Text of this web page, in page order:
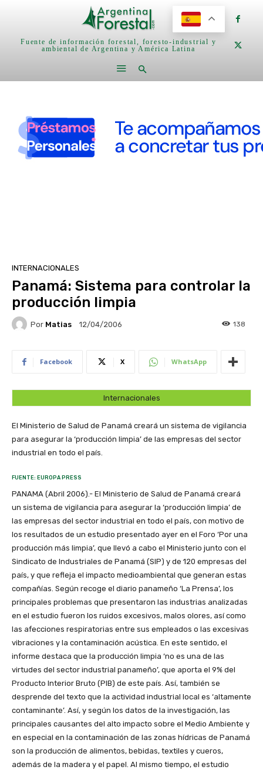
Fuente de información forestal, foresto-industrial y
ambiental de Argentina y América Latina
INTERNACIONALES
Panamá: Sistema para controlar la
producción limpia
Por Matias 12/04/2006 138
Facebook X WhatsApp
Internacionales
El Ministerio de Salud de Panamá creará un sistema de vigilancia
para asegurar la ‘producción limpia’ de las empresas del sector
industrial en todo el país.
FUENTE: EUROPA PRESS
PANAMA (Abril 2006).- El Ministerio de Salud de Panamá creará
un sistema de vigilancia para asegurar la ‘producción limpia’ de
las empresas del sector industrial en todo el país, con motivo de
los resultados de un estudio presentado ayer en el Foro ‘Por una
producción más limpia’, que llevó a cabo el Ministerio junto con el
Sindicato de Industriales de Panamá (SIP) y de 120 empresas del
país, y que refleja el impacto medioambiental que generan estas
compañías. Según recoge el diario panameño ‘La Prensa’, los
principales problemas que presentaron las industrias analizadas
en el estudio fueron los ruidos excesivos, malos olores, así como
las afecciones respiratorias entre sus empleados o las excesivas
vibraciones y la contaminación acústica. En este sentido, el
informe destaca que la producción limpia ‘no es una de las
virtudes del sector industrial panameño’, que aporta el 9% del
Producto Interior Bruto (PIB) de este país. Así, también se
desprende del texto que la actividad industrial local es ‘altamente
contaminante’. Así, y según los datos de la investigación, las
principales causantes del alto impacto sobre el Medio Ambiente y
en especial en la contaminación de las zonas hídricas de Panamá
son la producción de alimentos, bebidas, textiles y cueros,
además de la madera y el papel. Al mismo tiempo, el estudio